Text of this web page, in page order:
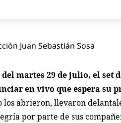
Juan Sebastián Sosa
martes 29 de julio, el set
en vivo que espera su
los abrieron, llevaron
por parte de sus